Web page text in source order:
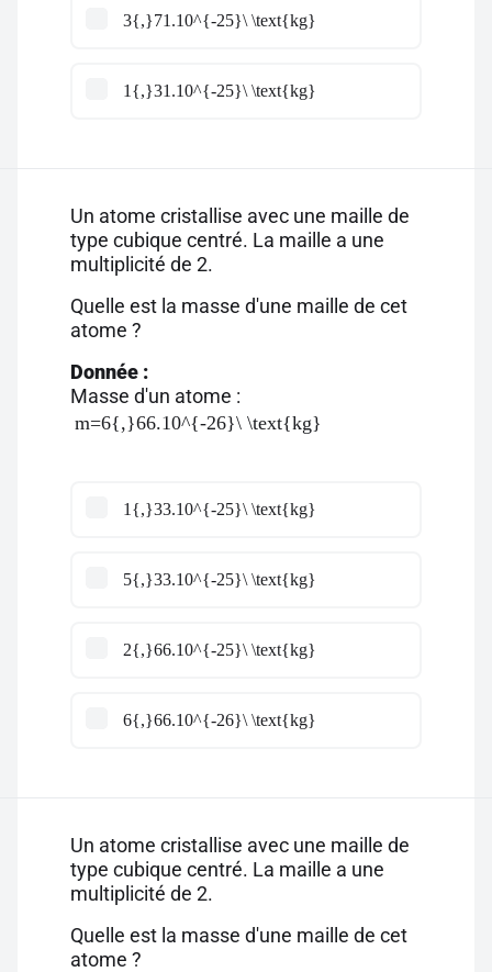
3{,}71.10^{-25}\ \text{kg}
1{,}31.10^{-25}\ \text{kg}
Un atome cristallise avec une maille de
type cubique centré. La maille a une
multiplicité de 2.
Quelle est la masse d'une maille de cet
atome ?
Donnée :
Masse d'un atome :
m=6{,}66.10^{-26}\ \text{kg}
1{,}33.10^{-25}\ \text{kg}
5{,}33.10^{-25}\ \text{kg}
2{,}66.10^{-25}\ \text{kg}
6{,}66.10^{-26}\ \text{kg}
Un atome cristallise avec une maille de
type cubique centré. La maille a une
multiplicité de 2.
Quelle est la masse d'une maille de cet
atome ?